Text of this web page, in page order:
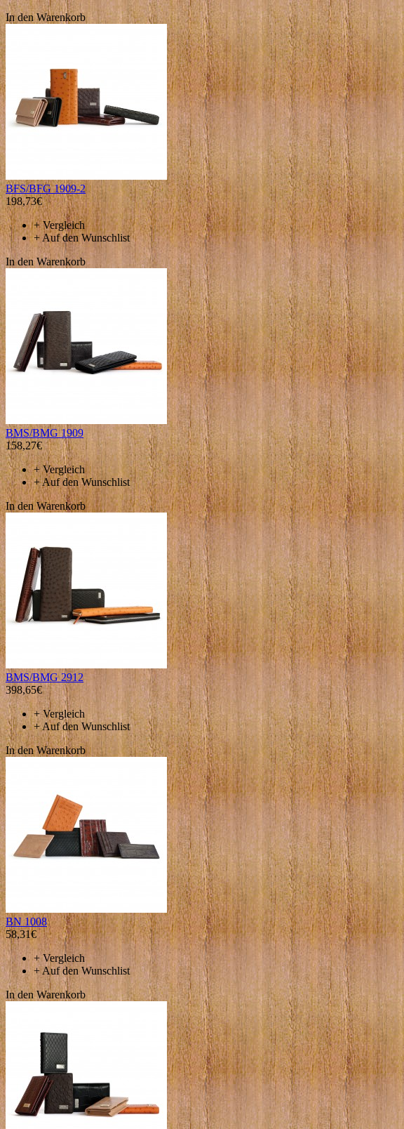
In den Warenkorb
BFS/BFG 1909-2
198,73€
+Vergleich
+Auf den Wunschlist
In den Warenkorb
BMS/BMG 1909
158,27€
+Vergleich
+Auf den Wunschlist
In den Warenkorb
BMS/BMG 2912
398,65€
+Vergleich
+Auf den Wunschlist
In den Warenkorb
BN 1008
58,31€
+Vergleich
+ Auf den Wunschlist
In den Warenkorb